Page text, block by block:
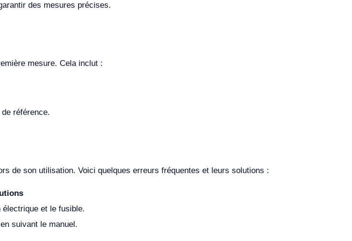
des mesures précises.
mesure. Cela inclut :
référence.
de son utilisation. Voici quelques erreurs fréquentes et leurs solutions :
et le fusible.
suivant le manuel.